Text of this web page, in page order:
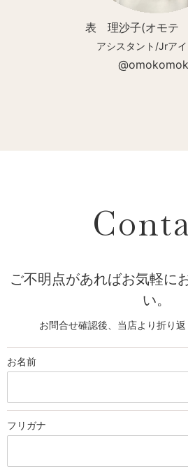
表 理沙子(オモテ
アシスタント/Jrアイ
ご不明点があればお気軽に
い。
お問合せ確認後、当店より折り返
お名前
フリガナ